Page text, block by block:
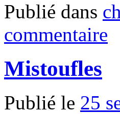
Publié dans
commentaire
Mistoufles
Publié le 25